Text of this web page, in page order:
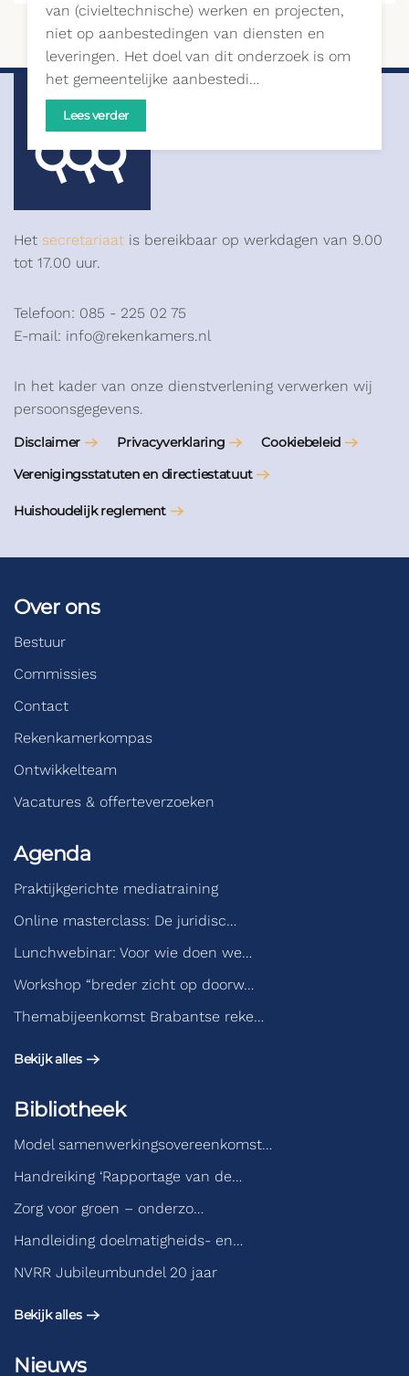
van (civieltechnische) werken en projecten,
niet op aanbestedingen van diensten en
leveringen. Het doel van dit onderzoek is om
het gemeentelijke aanbestedi…
Lees verder
Het secretariaat is bereikbaar op werkdagen van 9.00
tot 17.00 uur.
Telefoon: 085 - 225 02 75
E-mail: info@rekenkamers.nl
In het kader van onze dienstverlening verwerken wij
persoonsgegevens.
Disclaimer Privacyverklaring
Cookiebeleid
Verenigingsstatuten en directiestatuut
Huishoudelijk reglement
Over ons
Bestuur
Commissies
Contact
Rekenkamerkompas
Ontwikkelteam
Vacatures & offerteverzoeken
Agenda
Praktijkgerichte mediatraining
Online masterclass: De juridisc…
Lunchwebinar: Voor wie doen we…
Workshop “breder zicht op doorw…
Themabijeenkomst Brabantse reke…
Bekijk alles
Bibliotheek
Model samenwerkingsovereenkomst…
Handreiking ‘Rapportage van de…
Zorg voor groen – onderzo…
Handleiding doelmatigheids- en…
NVRR Jubileumbundel 20 jaar
Bekijk alles
Nieuws